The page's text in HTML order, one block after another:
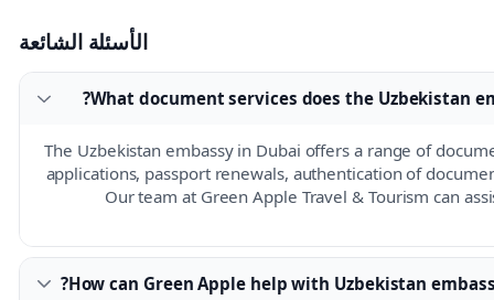
الأسئلة الشائعة
What document services does the Uzbekistan
The Uzbekistan embassy in Dubai offers a range of
applications, passport renewals, authentication of
Our team at Green Apple Travel & Tourism can
How can Green Apple help with Uzbekistan